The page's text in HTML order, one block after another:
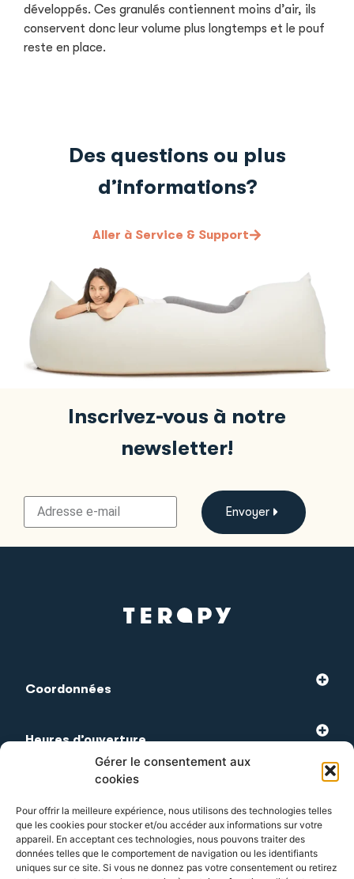
Gérer le consentement aux
cookies
Pour offrir la meilleure expérience, nous utilisons des technologies telles
que les cookies pour stocker et/ou accéder aux informations sur votre
appareil. En acceptant ces technologies, nous pouvons traiter des
données telles que le comportement de navigation ou les identifiants
uniques sur ce site. Si vous ne donnez pas votre consentement ou retirez
développés. Ces granulés contiennent moins d’air, ils
conservent donc leur volume plus longtemps et le pouf
reste en place.
Des questions ou plus
d’informations?
Aller à Service & Support
Inscrivez-vous à notre
newsletter!
Envoyer
Coordonnées
Heures d’ouverture
Service client